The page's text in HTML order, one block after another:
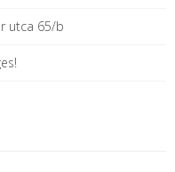
utca 65/b